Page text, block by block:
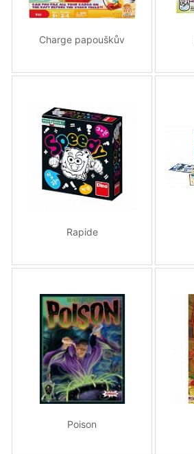
Charge papouškův
Rapide
Poison